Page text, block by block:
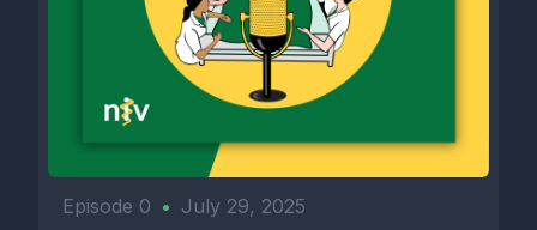
Episode 0 • July 29, 2025